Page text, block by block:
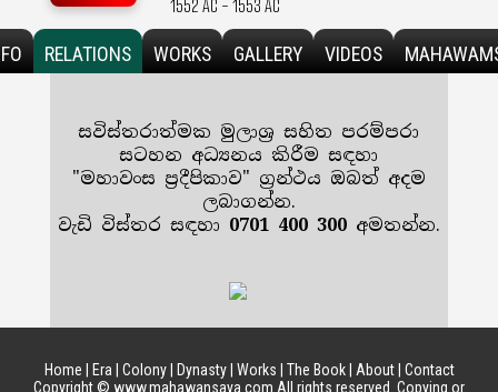
1552 AC - 1553 AC
RELATIONS WORKS GALLERY VIDEOS
සවිස්තරාත්මක මුලාශ්‍ර සහිත පරම්පරා
සටහන අධ්‍යනය කිරීම සඳහා
"මහාවංස ප්‍රදීපිකාව" ග්‍රන්ථය ඔබත් අදම
ලබාගන්න.
වැඩි විස්තර සඳහා 0701 400 300අමතන්න.
Home Era Colony| Dynasty| Works The Book| About| Contact
Copyright © www.mahawansaya.com All rights reserved. Copying or